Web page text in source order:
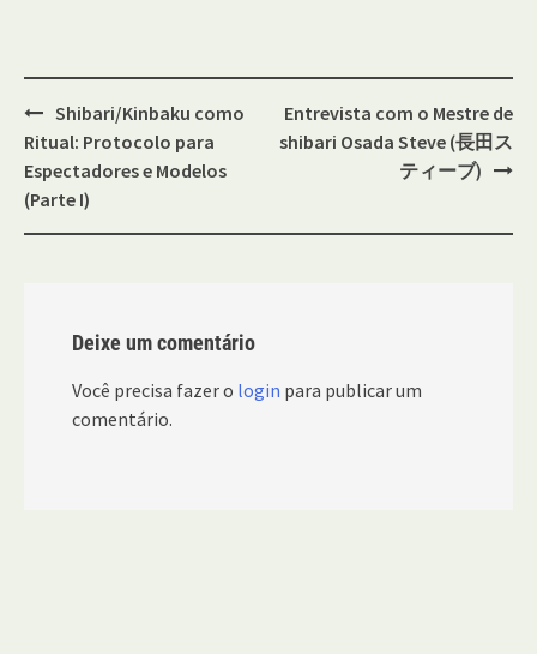
Post
navigation
Shibari/Kinbaku como
Ritual: Protocolo para
Espectadores e Modelos
(Parte I)
Entrevista com o Mestre de
shibari Osada Steve (長田ス
ティーブ)
Deixe um comentário
Você precisa fazer o login para publicar um
comentário.